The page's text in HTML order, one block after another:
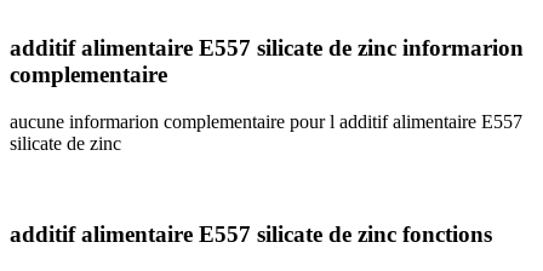
additif alimentaire E557 silicate de zinc informarion
complementaire
aucune informarion complementaire pour l additif alimentaire E557
silicate de zinc
additif alimentaire E557 silicate de zinc fonctions